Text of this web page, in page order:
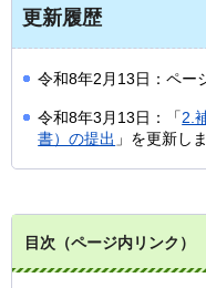
更新履歴
令和8年2月13日：ペー
令和8年3月13日：「2.
書）の提出 」を更新し
目次（ページ内リンク）